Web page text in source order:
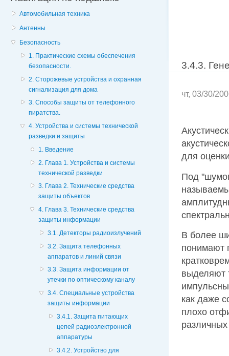
Автомобильная техника
Антенны
Безопасность
1. Практические схемы обеспечения
безопасности.
2. Сторожевые устройства и охранная
сигнализация для дома
3. Способы защиты от телефонного
пиратства.
4. Устройства и системы технической
разведки и защиты
1. Введение
2. Глава 1. Устройства и системы
технической разведки
3. Глава 2. Технические средства
защиты объектов
4. Глава 3. Технические средства
защиты информации
3.1. Детекторы радиоизлучений
3.2. Защита телефонных
аппаратов и линий связи
3.3. Защита информации от
утечки по оптическому каналу
3.4. Специальные устройства
защиты информации
3.4.1. Защита питающих
цепей радиоэлектронной
аппаратуры
3.4.2. Устройство для
3.4.3.
чт, 03/30/
для
Под
В более
понимают
выделяют
как даже
плохо